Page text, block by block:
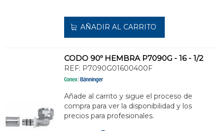
AÑADIR AL CARRITO
CODO 90º HEMBRA P7090G - 16 - 1/2
REF: P7090G01600400F
Añade al carrito y sigue el proceso de
compra para ver la disponibilidad y los
precios para profesionales.